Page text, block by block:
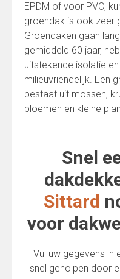
EPDM of voor PVC,
groendak is ook zeer
Groendaken gaan
gemiddeld 60 jaar,
uitstekende isolatie en
milieuvriendelijk. Een
bestaat uit mossen,
bloemen en kleine
Snel
Sittard
voor
Vul uw gegevens in
snel geholpen door